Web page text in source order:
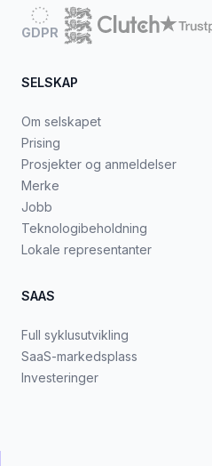
GDPR
SELSKAP
Om selskapet
Prising
Prosjekter og anmeldelser
Merke
Jobb
Teknologibeholdning
Lokale representanter
SAAS
Full syklusutvikling
SaaS-markedsplass
Investeringer